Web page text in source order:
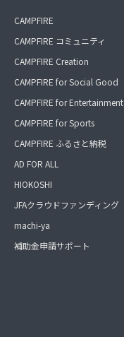
CAMPFIRE
CAMPFIRE コミュニティ
CAMPFIRE Creation
CAMPFIRE for Social Good
CAMPFIRE for Entertainment
CAMPFIRE for Sports
CAMPFIRE ふるさと納税
AD FOR ALL
HIOKOSHI
JFAクラウドファンディング
machi-ya
補助金申請サポート